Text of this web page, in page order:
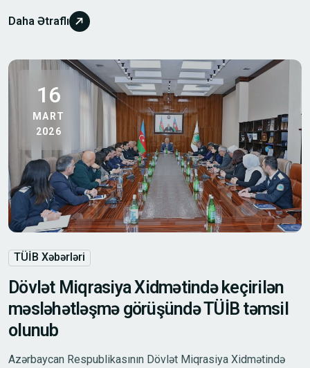
Daha Ətraflı
16
MART
2026
TÜİB Xəbərləri
Dövlət Miqrasiya Xidmətində keçirilən
məsləhətləşmə görüşündə TÜİB təmsil
olunub
Azərbaycan Respublikasının Dövlət Miqrasiya Xidmətində